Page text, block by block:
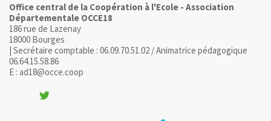
Office central de la Coopération à l'Ecole - Association
Départementale OCCE18
186 rue de Lazenay
18000 Bourges
| Secrétaire comptable : 06.09.70.51.02 / Animatrice pédagogique
06.64.15.58.86
E : ad18@occe.coop